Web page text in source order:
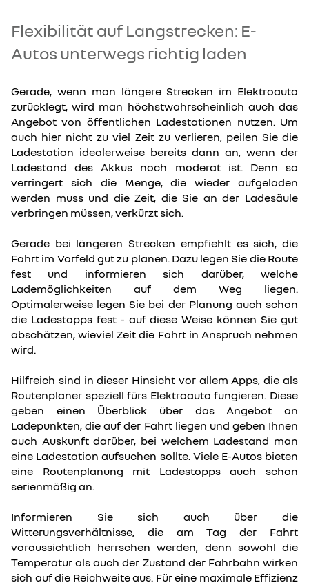
Flexibilität auf Langstrecken: E-
Autos unterwegs richtig laden
Gerade, wenn man längere Strecken im Elektroauto
zurücklegt, wird man höchstwahrscheinlich auch das
Angebot von öffentlichen Ladestationen nutzen. Um
auch hier nicht zu viel Zeit zu verlieren, peilen Sie die
Ladestation idealerweise bereits dann an, wenn der
Ladestand des Akkus noch moderat ist. Denn so
verringert sich die Menge, die wieder aufgeladen
werden muss und die Zeit, die Sie an der Ladesäule
verbringen müssen, verkürzt sich.
Gerade bei längeren Strecken empfiehlt es sich, die
Fahrt im Vorfeld gut zu planen. Dazu legen Sie die Route
fest und informieren sich darüber, welche
Lademöglichkeiten auf dem Weg liegen.
Optimalerweise legen Sie bei der Planung auch schon
die Ladestopps fest - auf diese Weise können Sie gut
abschätzen, wieviel Zeit die Fahrt in Anspruch nehmen
wird.
Hilfreich sind in dieser Hinsicht vor allem Apps, die als
Routenplaner speziell fürs Elektroauto fungieren. Diese
geben einen Überblick über das Angebot an
Ladepunkten, die auf der Fahrt liegen und geben Ihnen
auch Auskunft darüber, bei welchem Ladestand man
eine Ladestation aufsuchen sollte. Viele E-Autos bieten
eine Routenplanung mit Ladestopps auch schon
serienmäßig an.
Informieren Sie sich auch über die
Witterungsverhältnisse, die am Tag der Fahrt
voraussichtlich herrschen werden, denn sowohl die
Temperatur als auch der Zustand der Fahrbahn wirken
sich auf die Reichweite aus. Für eine maximale Effizienz